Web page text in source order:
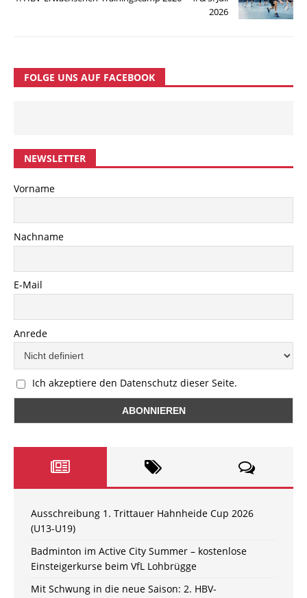
2026
FOLGE UNS AUF FACEBOOK
NEWSLETTER
Vorname
Nachname
E-Mail
Anrede
Ich akzeptiere den Datenschutz dieser Seite.
Ausschreibung 1. Trittauer Hahnheide Cup 2026
(U13-U19)
Badminton im Active City Summer – kostenlose
Einsteigerkurse beim VfL Lohbrügge
Mit Schwung in die neue Saison: 2. HBV-